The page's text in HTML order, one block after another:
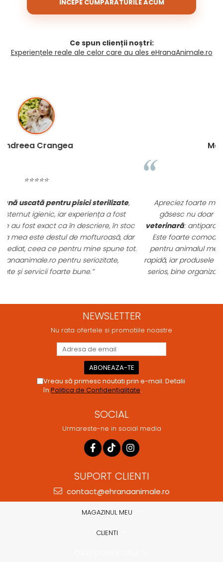
ÎNCEPE CUMPĂRĂTURILE ACUM
Ce spun clienții noștri:
Experiențele reale ale celor care au ales eHranaAnimale.ro
Apreciez foarte mult faptul că pe
ehranaanimale.ro
găsesc nu doar hrană, ci și produse dinfarmacia
veterinară: antiparazitare, suplimente și soluții de îngrijire.
Este foarte comod să pot comanda tot ce am nevoie
pentru animalul meu dintr-un singur loc. Livrarea a fost
rapidă, iar produsele au fost originale și în termen. Magazin
serios, bine organizat și foarte util pentru orice stăpân de
NEWSLETTER
Nu rata ofertele si promotiile noastre
Vreau să primesc noutati prin e-mail. Detalii
în Politica de Confidențialitate.
SOCIAL
Urmareste-ne in social media
SUPORT CLIENTI
contact@ehranaanimale.ro
MAGAZINUL MEU
CLIENTI